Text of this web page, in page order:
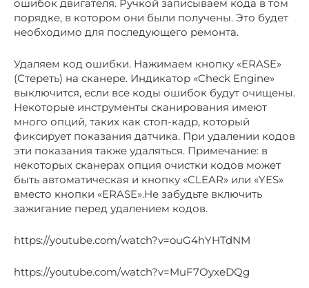
ошибок двигателя. Ручкой записываем кода в том
порядке, в котором они были получены. Это будет
необходимо для последующего ремонта.
Удаляем код ошибки. Нажимаем кнопку «ERASE»
(Стереть) на сканере. Индикатор «Check Engine»
выключится, если все коды ошибок будут очищены.
Некоторые инструменты сканирования имеют
много опций, таких как стоп-кадр, который
фиксирует показания датчика. При удалении кодов
эти показания также удаляться. Примечание: в
некоторых сканерах опция очистки кодов может
быть автоматическая и кнопку «CLEAR» или «YES»
вместо кнопки «ERASE».Не забудьте включить
зажигание перед удалением кодов.
https://youtube.com/watch?v=ouG4hYHTdNM
https://youtube.com/watch?v=MuF7OyxeDQg